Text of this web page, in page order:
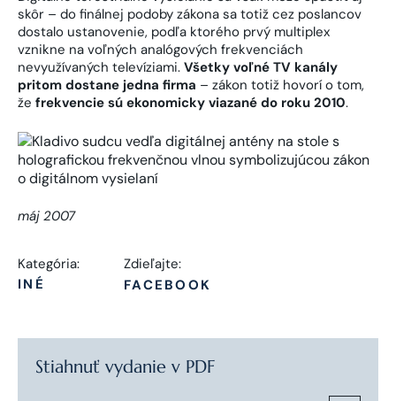
skôr – do finálnej podoby zákona sa totiž cez poslancov
dostalo ustanovenie, podľa ktorého prvý multiplex
vznikne na voľných analógových frekvenciách
nevyužívaných televíziami. Všetky voľné TV kanály
pritom dostane jedna firma – zákon totiž hovorí o tom,
že frekvencie sú ekonomicky viazané do roku 2010.
máj 2007
Kategória:
INÉ
Zdieľajte:
FACEBOOK
Stiahnuť vydanie v PDF